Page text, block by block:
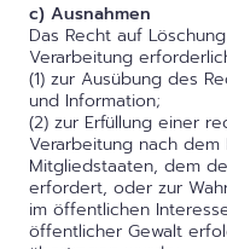
c) Ausnahmen
Das Recht auf
Verarbeitung
(1) zur Ausübung des
und Information;
(2) zur Erfüllung einer
Verarbeitung nach
Mitgliedstaaten, dem
erfordert, oder zur
im öffentlichen
öffentlicher Gewalt